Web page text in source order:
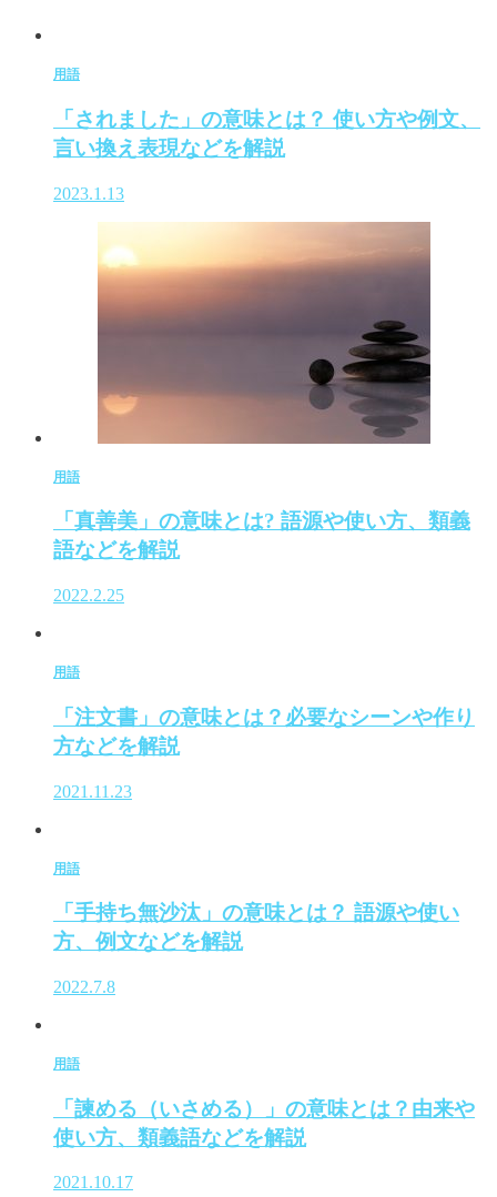
用語
「されました」の意味とは？ 使い方や例文、
言い換え表現などを解説
2023.1.13
用語
「真善美」の意味とは? 語源や使い方、類義
語などを解説
2022.2.25
用語
「注文書」の意味とは？必要なシーンや作り
方などを解説
2021.11.23
用語
「手持ち無沙汰」の意味とは？ 語源や使い
方、例文などを解説
2022.7.8
用語
「諫める（いさめる）」の意味とは？由来や
使い方、類義語などを解説
2021.10.17